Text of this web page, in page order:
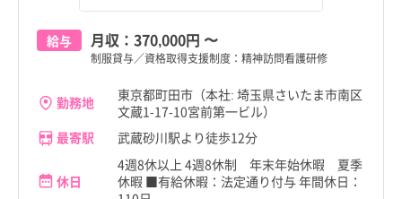
給与 月収： 370,000円 〜
制服貸与／資格取得支援制度：精神訪問看護研修
勤務地
東京都町田市（本社: 埼玉県さいたま市南区
文蔵1-17-10宮前第一ビル）
最寄駅
武蔵砂川駅より徒歩12分
休日
4週8休以上 4週8休制 年末年始休暇 夏季
休暇 ■有給休暇：法定通り付与 年間休日：